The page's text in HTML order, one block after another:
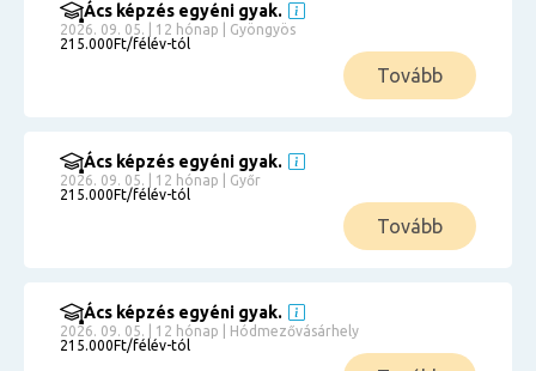
Ács képzés egyéni gyak.
2026. 09. 05. | 12 hónap | Gyöngyös
215.000Ft/félév-tól
Tovább
Ács képzés egyéni gyak.
2026. 09. 05. | 12 hónap | Győr
215.000Ft/félév-tól
Tovább
Ács képzés egyéni gyak.
2026. 09. 05. | 12 hónap | Hódmezővásárhely
215.000Ft/félév-tól